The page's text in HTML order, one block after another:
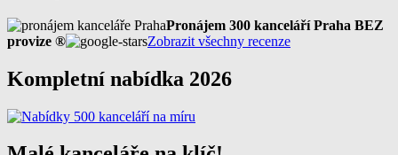
Pronájem 300 kanceláří Praha BEZ
provize ®
Zobrazit všechny recenze
Kompletní nabídka 2026